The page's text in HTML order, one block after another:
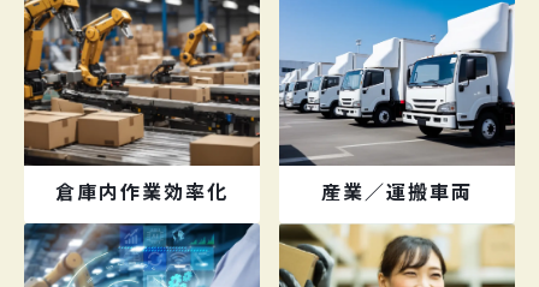
倉庫内作業効率化 産業／運搬車両